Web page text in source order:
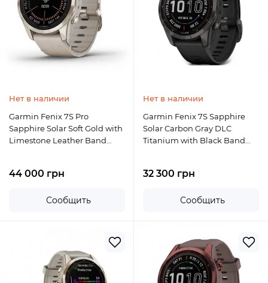
Нет в наличии
Garmin Fenix 7S Pro
Sapphire Solar Soft Gold with
Limestone Leather Band
44 000 грн
Сообщить
Нет в наличии
Garmin Fenix 7S Sapphire
Solar Carbon Gray DLC
Titanium with Black Band
32 300 грн
Сообщить